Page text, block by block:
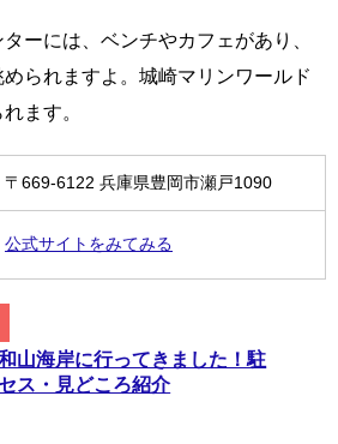
ーには、ベンチやカフェがあり、
られますよ。城崎マリンワールド
ます。
〒669-6122 兵庫県豊岡市瀬戸1090
公式サイトをみてみる
和山海岸に行ってきました！駐
ス・見どころ紹介